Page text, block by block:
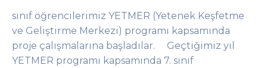
sınıf öğrencilerimiz YETMER (Yetenek Keşfetme
ve Geliştirme Merkezi) programı kapsamında
proje çalışmalarına başladılar. Geçtiğimiz yıl
YETMER programı kapsamında 7. sınıf